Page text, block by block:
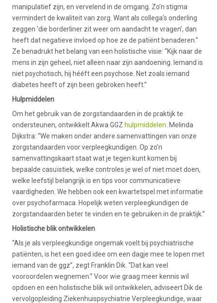
manipulatief zijn, en vervelend in de omgang. Zo’n stigma
vermindert de kwaliteit van zorg. Want als collega’s onderling
zeggen ‘die borderliner zit weer om aandacht te vragen’, dan
heeft dat negatieve invloed op hoe ze de patiënt benaderen.”
Ze benadrukt het belang van een holistische visie: “Kijk naar de
mens in zijn geheel, niet alleen naar zijn aandoening. Iemand is
niet psychotisch, hij hééft een psychose. Net zoals iemand
diabetes heeft of zijn been gebroken heeft.”
Hulpmiddelen
Om het gebruik van de zorgstandaarden in de praktijk te
ondersteunen, ontwikkelt Akwa GGZ hulpmiddelen . Melinda
Dijkstra: “We maken onder andere samenvattingen van onze
zorgstandaarden voor verpleegkundigen. Op zo’n
samenvattingskaart staat wat je tegen kunt komen bij
bepaalde casuïstiek, welke controles je wel of niet moet doen,
welke leefstijl belangrijk is en tips voor communicatieve
vaardigheden. We hebben ook een kwartetspel met informatie
over psychofarmaca. Hopelijk weten verpleegkundigen de
zorgstandaarden beter te vinden en te gebruiken in de praktijk.”
Holistische blik ontwikkelen
“Als je als verpleegkundige ongemak voelt bij psychiatrische
patiënten, is het een goed idee om een dagje mee te lopen met
iemand van de ggz”, zegt Franklin Dik. “Dat kan veel
vooroordelen wegnemen.” Voor wie graag meer kennis wil
opdoen en een holistische blik wil ontwikkelen, adviseert Dik de
vervolgopleiding Ziekenhuispsychiatrie Verpleegkundige, waar